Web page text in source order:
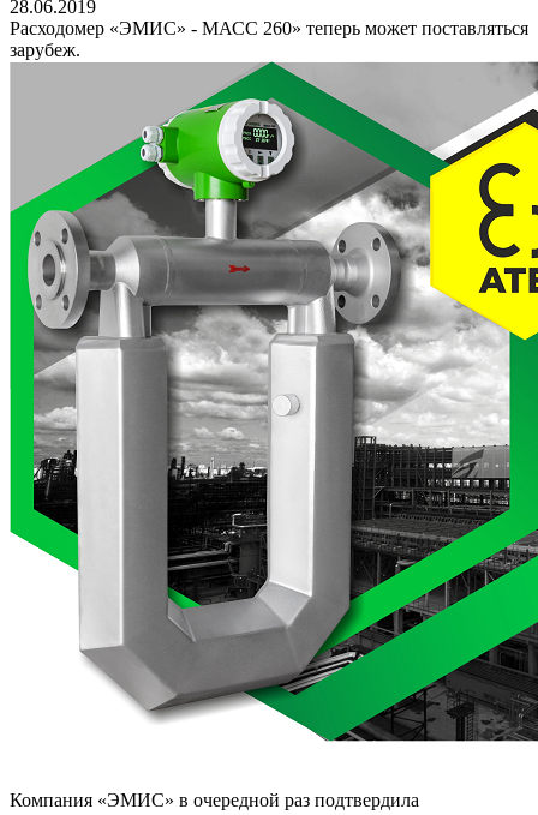
28.06.2019
Расходомер «ЭМИС» - МАСС 260» теперь может поставляться
зарубеж.
Компания «ЭМИС» в очередной раз подтвердила